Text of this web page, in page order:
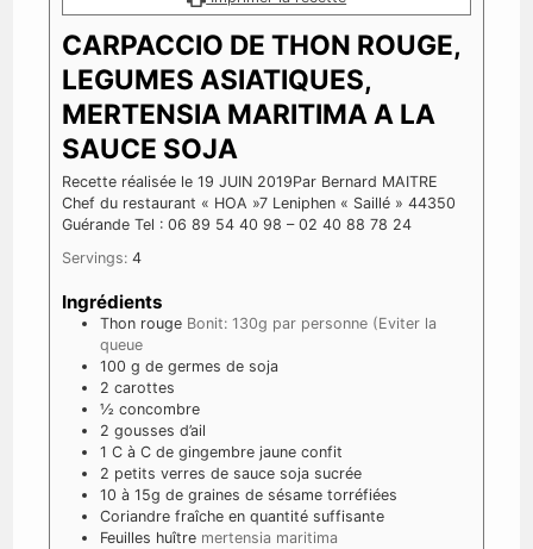
CARPACCIO DE THON ROUGE,
LEGUMES ASIATIQUES,
MERTENSIA MARITIMA A LA
SAUCE SOJA
Recette réalisée le 19 JUIN 2019Par Bernard MAITRE
Chef du restaurant « HOA »7 Leniphen « Saillé »44350
GuérandeTel : 06 89 54 40 98 – 02 40 88 78 24
Servings:4
Ingrédients
Thon rouge Bonit: 130g par personne (Eviter la
queue
100 g de germes de soja
2 carottes
½ concombre
2 gousses d’ail
1 C à C de gingembre jaune confit
2 petits verres de sauce soja sucrée
10 à 15g de graines de sésame torréfiées
Coriandre fraîche en quantité suffisante
Feuilles huître mertensia maritima